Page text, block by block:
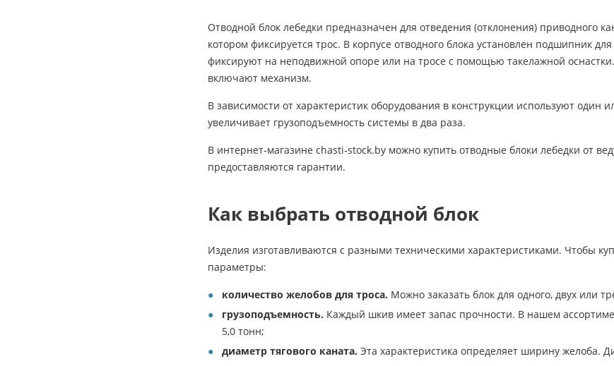
Отводной блок лебедки предназначен для отведения (отклонения) приводного
котором фиксируется трос. В корпусе отводного блока установлен подшипник
фиксируют на неподвижной опоре или на тросе с помощью такелажной
включают механизм.
В зависимости от характеристик оборудования в конструкции используют
увеличивает грузоподъемность системы в два раза.
В интернет-магазине chasti-stock.by можно купить отводные блоки лебедки от
предоставляются гарантии.
Как выбрать отводной блок
Изделия изготавливаются с разными техническими характеристиками. Чтобы
параметры:
количество желобов для троса. Можно заказать блок для одного, двух или
грузоподъемность. Каждый шкив имеет запас прочности. В нашем
5,0 тонн;
диаметр тягового каната. Эта характеристика определяет ширину желоба.